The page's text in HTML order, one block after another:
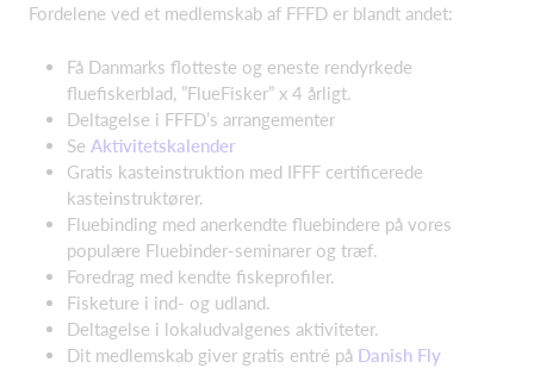
Fordelene ved et medlemskab af FFFD er blandt andet:
Få Danmarks flotteste og eneste rendyrkede
fluefiskerblad, ”FlueFisker” x 4 årligt.
Deltagelse i FFFD’s arrangementer
Se Aktivitetskalender
Gratis kasteinstruktion med IFFF certificerede
kasteinstruktører.
Fluebinding med anerkendte fluebindere på vores
populære Fluebinder-seminarer og træf.
Foredrag med kendte fiskeprofiler.
Fisketure i ind- og udland.
Deltagelse i lokaludvalgenes aktiviteter.
Dit medlemskab giver gratis entré på Danish Fly